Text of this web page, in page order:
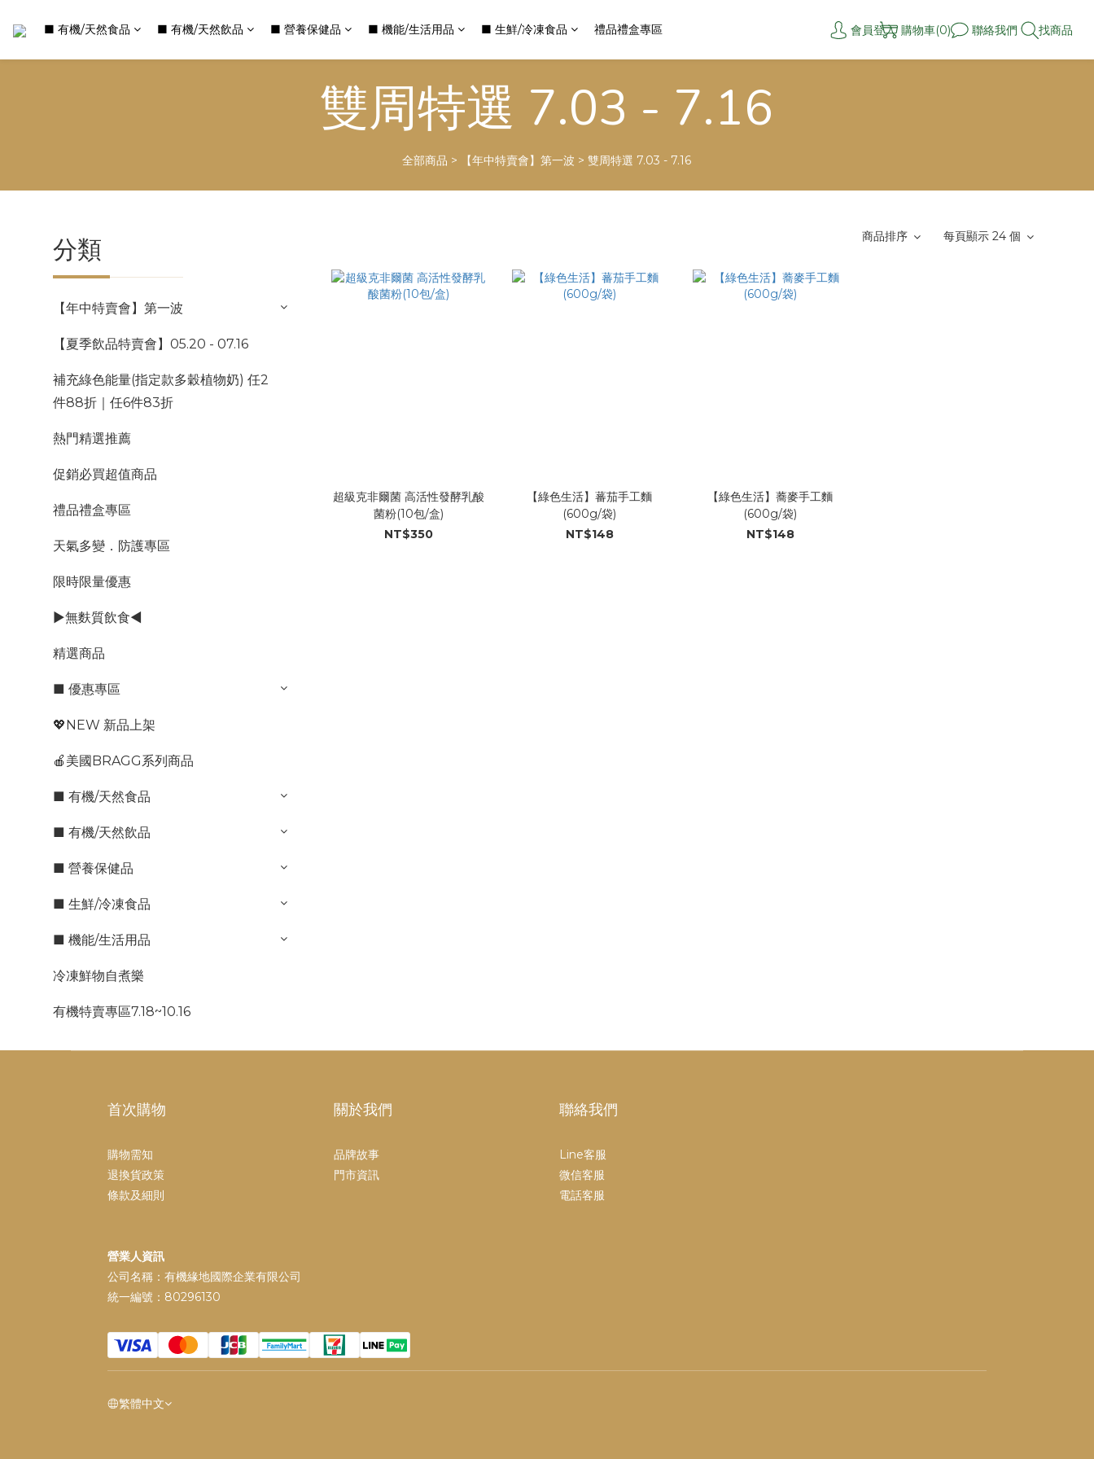
■ 有機/天然食品 ■ 有機/天然飲品 ■ 營養保健品 ■ 機能/生活用品 ■ 生鮮/冷凍食品 禮品禮盒專區 會員登入 購物車(0) 聯絡我們 找商品
雙周特選 7.03 - 7.16
全部商品 > 【年中特賣會】第一波 >雙周特選 7.03 - 7.16
分類
【年中特賣會】第一波
【夏季飲品特賣會】05.20 - 07.16
補充綠色能量(指定款多穀植物奶) 任2
件88折｜任6件83折
熱門精選推薦
促銷必買超值商品
禮品禮盒專區
天氣多變．防護專區
限時限量優惠
►無麩質飲食◄
精選商品
■ 優惠專區
💖NEW 新品上架
🍎美國BRAGG系列商品
■ 有機/天然食品
■ 有機/天然飲品
■ 營養保健品
■ 生鮮/冷凍食品
■ 機能/生活用品
冷凍鮮物自煮樂
有機特賣專區7.18~10.16
商品排序 每頁顯示 24 個
超級克非爾菌 高活性發酵乳酸
菌粉(10包/盒)
NT$350
【綠色生活】蕃茄手工麵
(600g/袋)
NT$148
【綠色生活】蕎麥手工麵
(600g/袋)
NT$148
首次購物
購物需知
退換貨政策
條款及細則
營業人資訊
公司名稱：有機緣地國際企業有限公司
統一編號：80296130
關於我們
品牌故事
門市資訊
聯絡我們
Line客服
微信客服
電話客服
繁體中文